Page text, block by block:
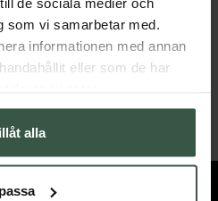
som vi samarbetar med.
informationen med annan
eller som de har
alla
498 kr 598 kr
LÄGG I VARUKORGEN